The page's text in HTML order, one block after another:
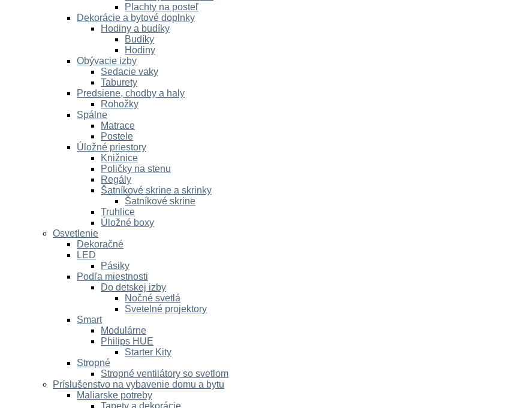
Plachty na posteľ
Dekorácie a bytové doplnky
Hodiny a budíky
Budíky
Hodiny
Obývacie izby
Sedacie vaky
Taburety
Predsiene, chodby a haly
Rohožky
Spálne
Matrace
Postele
Úložné priestory
Knižnice
Poličky na stenu
Regály
Šatníkové skrine a skrinky
Šatníkové skrine
Truhlice
Úložné boxy
Osvetlenie
Dekoračné
LED
Pásiky
Podľa miestnosti
Do detskej izby
Nočné svetlá
Svetelné projektory
Smart
Modulárne
Philips HUE
Starter Kity
Stropné
Stropné ventilátory so svetlom
Príslušenstvo na vybavenie domu a bytu
Maliarske potreby
Tapety a dekorácie